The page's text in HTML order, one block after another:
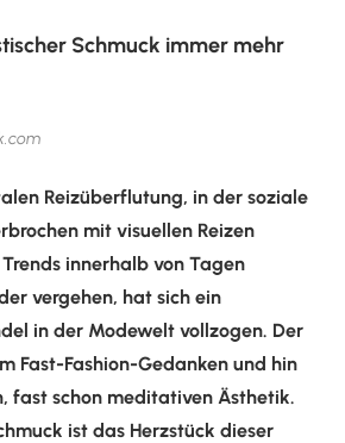
Schmuck immer mehr
Reizüberflutung, in der soziale
mit visuellen Reizen
innerhalb von Tagen
vergehen, hat sich ein
in der Modewelt vollzogen. Der
Fast-Fashion-Gedanken und hin
fast schon meditativen Ästhetik.
ist das Herzstück dieser